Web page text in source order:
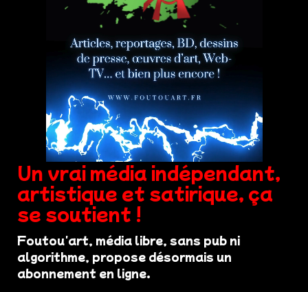
Un vrai média indépendant,
artistique et satirique, ça
se soutient !
Foutou'art, média libre, sans pub ni
algorithme, propose désormais un
abonnement en ligne.